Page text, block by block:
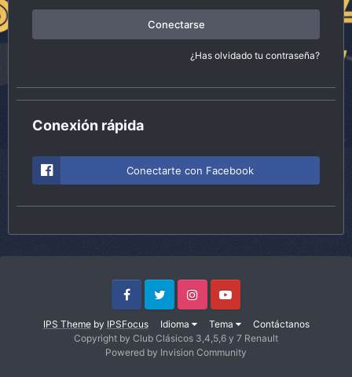
Conectarse
¿Has olvidado tu contraseña?
Conexión rápida
Conectarte con Facebook
IPS Themeby IPSFocus Idioma Tema Contáctanos
FacebookTwitter InstagramYoutube
Copyright by Club Clásicos 3,4,5,6 y 7 Renault
Powered by Invision Community